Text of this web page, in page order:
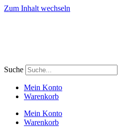
Zum Inhalt wechseln
Suche
Mein Konto
Warenkorb
Mein Konto
Warenkorb